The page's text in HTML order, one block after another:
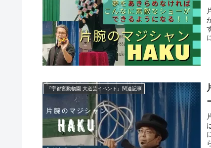
『宇都宮動物園 大道芸イベント』関連記事